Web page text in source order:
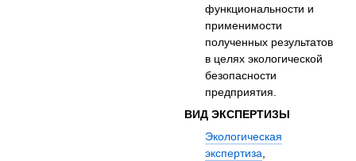
функциональности и
применимости
полученных результатов
в целях экологической
безопасности
предприятия.
ВИД ЭКСПЕРТИЗЫ
Экологическая
экспертиза